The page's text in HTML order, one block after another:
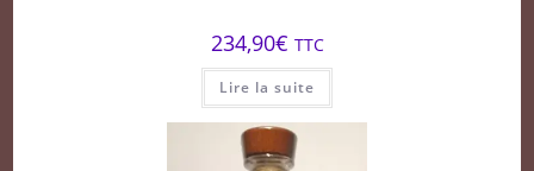
234,90€ TTC
Lire la suite